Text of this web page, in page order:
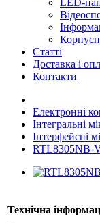
LED-
Статті
Доставка і
Контакти
Електронні
Інтегральні
Інтерфейсні
RTL8305NB-
Технічна